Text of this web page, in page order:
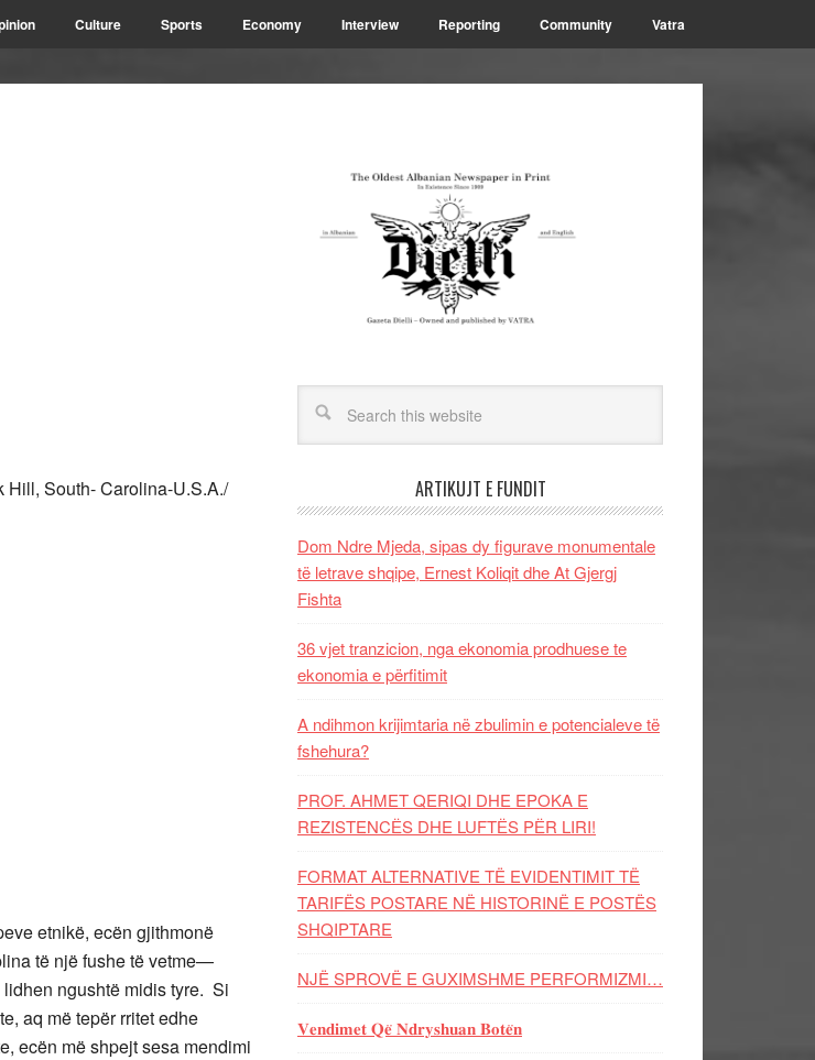
Culture Sports Economy Interview Reporting Community Vatra
Hill, South- Carolina-U.S.A./
etnikë, ecën gjithmonë
të një fushe të vetme—
ngushtë midis tyre. Si
aq më tepër rritet edhe
ecën më shpejt sesa mendimi
ARTIKUJT E FUNDIT
Dom Ndre Mjeda, sipas dy figurave monumentale
të letrave shqipe, Ernest Koliqit dhe At Gjergj
Fishta
36 vjet tranzicion, nga ekonomia prodhuese te
ekonomia e përfitimit
A ndihmon krijimtaria në zbulimin e potencialeve të
fshehura?
PROF. AHMET QERIQI DHE EPOKA E
REZISTENCЁS DHE LUFTЁS PЁR LIRI!
FORMAT ALTERNATIVE TË EVIDENTIMIT TË
TARIFËS POSTARE NË HISTORINË E POSTËS
SHQIPTARE
NJË SPROVË E GUXIMSHME PERFORMIZMI…
𝐕𝐞𝐧𝐝𝐢𝐦𝐞𝐭 𝐐𝐞̈ 𝐍𝐝𝐫𝐲𝐬𝐡𝐮𝐚𝐧 𝐁𝐨𝐭𝐞̈𝐧